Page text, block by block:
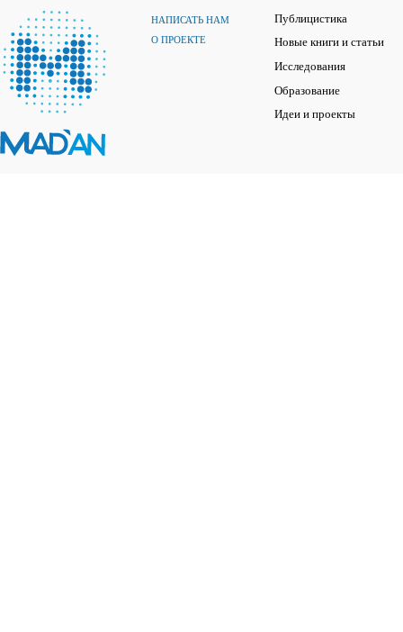
НАПИСАТЬ НАМ
О ПРОЕКТЕ
Публицистика
Новые книги и статьи
Исследования
Образование
Идеи и проекты